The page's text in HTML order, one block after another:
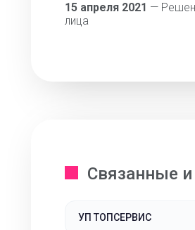
15 апреля 2021 —
лица
Связанные
УП ТОПСЕРВИС